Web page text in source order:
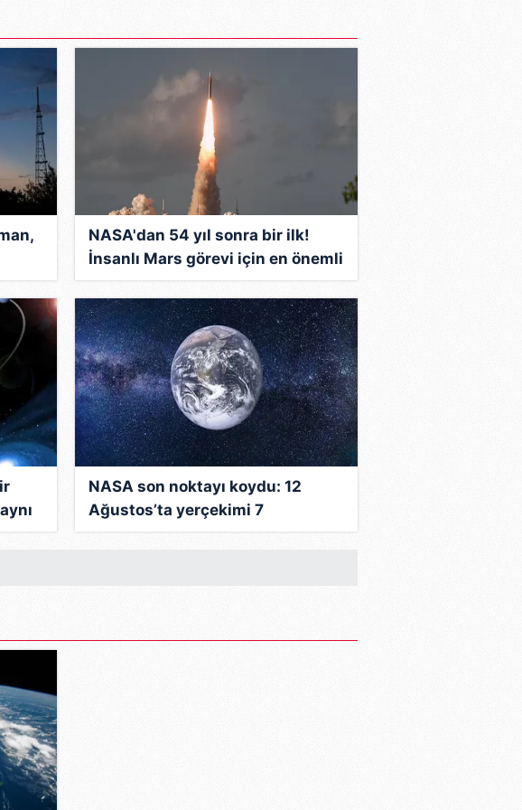
NASA'dan 54 yıl sonra bir ilk!
İnsanlı Mars görevi için en önemli
aşama: Resmen başladı...
NASA son noktayı koydu: 12
Ağustos’ta yerçekimi 7
saniyeliğine yok mu olacak?